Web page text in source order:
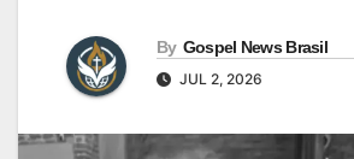
By Gospel News Brasil
JUL 2, 2026